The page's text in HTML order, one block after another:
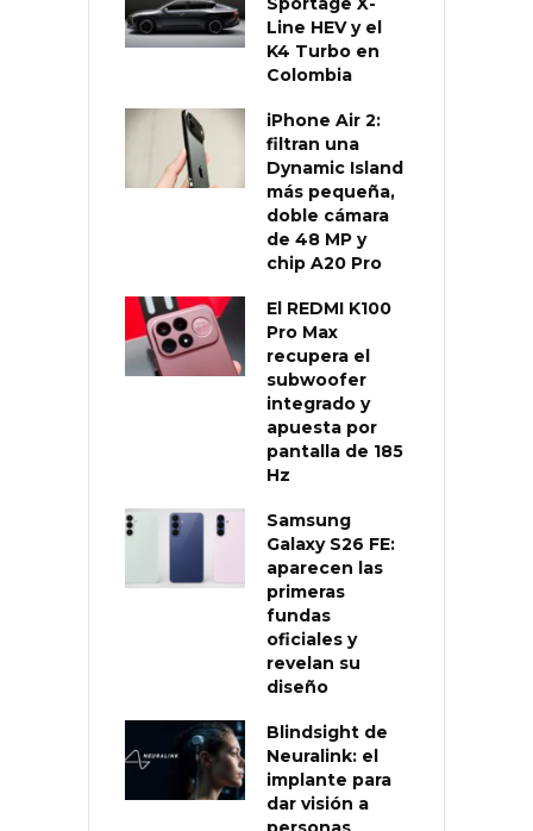
Line HEV y el
K4 Turbo en
Colombia
iPhone Air 2:
filtran una
Dynamic Island
más pequeña,
doble cámara
de 48 MP y
chip A20 Pro
El REDMI K100
Pro Max
recupera el
subwoofer
integrado y
apuesta por
pantalla de 185
Hz
Samsung
Galaxy S26 FE:
aparecen las
primeras
fundas
oficiales y
revelan su
diseño
Blindsight de
Neuralink: el
implante para
dar visión a